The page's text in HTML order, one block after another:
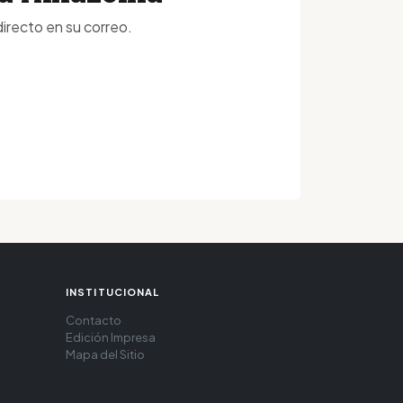
en su correo.
INSTITUCIONAL
Contacto
Edición Impresa
Mapa del Sitio